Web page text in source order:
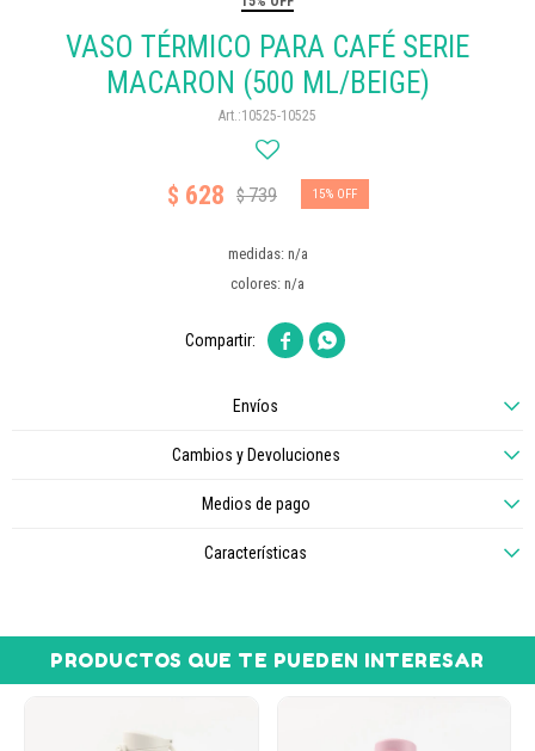
VASO TÉRMICO PARA CAFÉ SERIE
MACARON (500 ML/BEIGE)
10525-10525
$ 628 $739 15
medidas: n/a
colores: n/a
 
Envíos
Cambios y Devoluciones
Medios de pago
Características
PRODUCTOS QUE TE PUEDEN INTERESAR